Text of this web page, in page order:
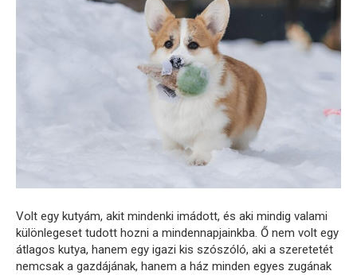
Volt egy kutyám, akit mindenki imádott, és aki mindig valami
különlegeset tudott hozni a mindennapjainkba. Ő nem volt egy
átlagos kutya, hanem egy igazi kis szószóló, aki a szeretetét
nemcsak a gazdájának, hanem a ház minden egyes zugának